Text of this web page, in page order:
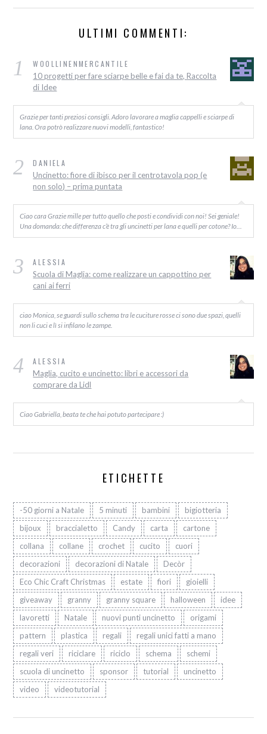
ULTIMI COMMENTI:
1 WOOLLINENMERCANTILE
10 progetti per fare sciarpe belle e fai da te, Raccolta
di Idee
Grazie per tanti preziosi consigli. Adoro lavorare a maglia cappelli e sciarpe di
lana. Ora potrò realizzare nuovi modelli, fantastico!
2 DANIELA
Uncinetto: fiore di ibisco per il centrotavola pop (e
non solo) – prima puntata
Ciao cara Grazie mille per tutto quello che posti e condividi con noi! Sei geniale!
Una domanda: che differenza c’è tra gli uncinetti per lana e quelli per cotone? Io…
3 ALESSIA
Scuola di Maglia: come realizzare un cappottino per
cani ai ferri
ciao Monica, se guardi sullo schema tra le cuciture rosse ci sono due spazi, quelli
non li cuci e lì si infilano le zampe.
4 ALESSIA
Maglia, cucito e uncinetto: libri e accessori da
comprare da Lidl
Ciao Gabriella, beata te che hai potuto partecipare :)
ETICHETTE
-50 giorni a Natale 5 minuti bambini
bigiotteria
bijoux
braccialetto Candy carta
cartone
collana
collane crochet cucito
cuori
decorazioni
decorazioni di Natale
Decòr
Eco Chic Craft Christmas
estate fiori
gioielli
giveaway
granny granny square halloween
idee
lavoretti
Natale nuovi punti uncinetto
origami
pattern
plastica regali
regali unici fatti a mano
regali veri
riciclare riciclo schema
schemi
scuola di uncinetto
sponsor tutorial
uncinetto
video
videotutorial